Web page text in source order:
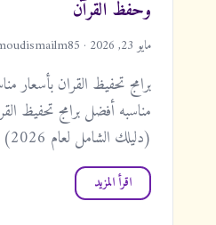
وحفظ القرآن
مايو 23, 2026 · mahmoudismailm85
برامج تحفيظ القران بأسعار
مناسبه أفضل برامج تحفيظ
(دليلك الشامل لعام 2026) هل تشعر بصعوبة…
اقرأ المزيد